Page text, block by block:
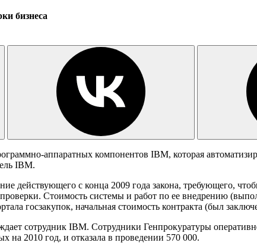
бизнеса
аппаратных компонентов IBM, которая
IBM.
действующего с конца 2009 года закона, требующего,
Стоимость системы и работ по ее внедрению
госзакупок, начальная стоимость контракта (был
сотрудник IBM. Сотрудники Генпрокуратуры
на 2010 год, и отказала в проведении 570 000.